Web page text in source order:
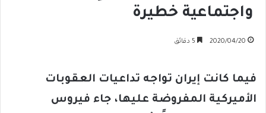
واجتماعية خطيرة
2020/04/20
فيما كانت إيران تواجه تداعيات العقوبات
الأميركية المفروضة عليها، جاء فيروس